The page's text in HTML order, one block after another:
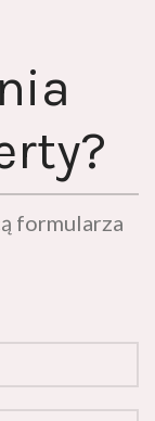
formularza